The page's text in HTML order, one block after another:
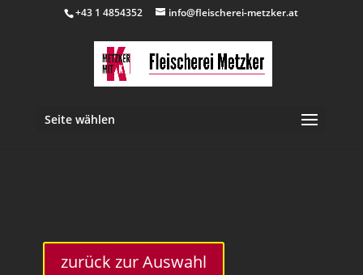
+43 1 4854352 info@fleischerei-metzker.at
Seite wählen
zurück zur Auswahl